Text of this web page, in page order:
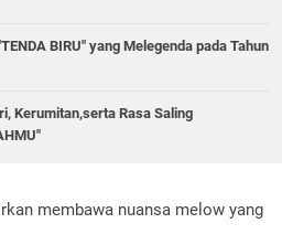
BIRU" yang Melegenda pada Tahun
Kerumitan,serta Rasa Saling
membawa nuansa melow yang